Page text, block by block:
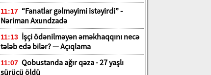
11:17 “Fanatlar gəlməyimi istəyirdi” -
Nəriman Axundzadə
11:13 İşçi ödənilməyən əməkhaqqını necə
tələb edə bilər? — Açıqlama
11:07 Qobustanda ağır qəza - 27 yaşlı
sürücü öldü